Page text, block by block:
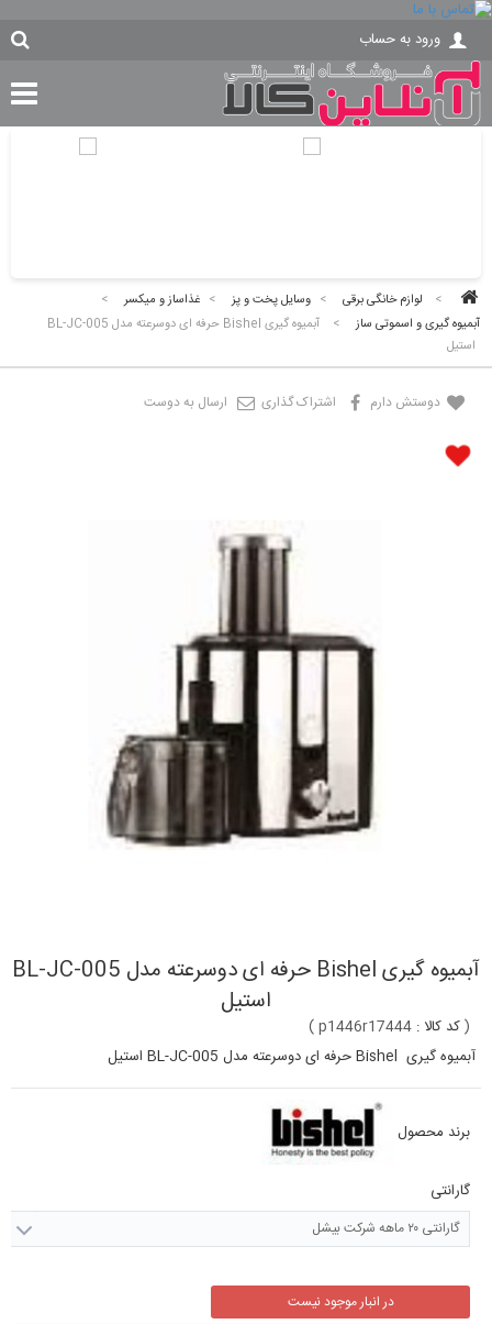
ورود به حساب
> لوازم خانگی برقی > وسایل پخت و پز > غذاساز و میکسر
>
آبمیوه گیری و اسموتی ساز
>
آبمیوه گیری Bishel حرفه ای دوسرعته مدل BL-JC-005
استیل
دوستش دارم اشتراک گذاری ارسال به دوست
آبمیوه گیری Bishel حرفه ای دوسرعته مدل BL-JC-005
استیل
(کد کالا : p1446r17444
)
آبمیوه گیری Bishel حرفه ای دوسرعته مدل BL-JC-005 استیل
برند محصول
گارانتی
گارانتی ۲۰ ماهه شرکت بیشل
در انبار موجود نیست